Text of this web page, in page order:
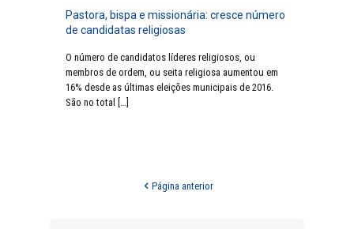
Pastora, bispa e missionária: cresce número
de candidatas religiosas
O número de candidatos líderes religiosos, ou
membros de ordem, ou seita religiosa aumentou em
16% desde as últimas eleições municipais de 2016.
São no total
[…]
Página anterior